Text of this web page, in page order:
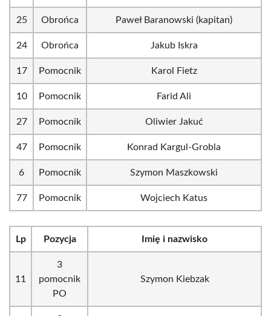
25 Obrońca Paweł Baranowski (kapitan)
24 Obrońca Jakub Iskra
17 Pomocnik Karol Fietz
10 Pomocnik Farid Ali
27 Pomocnik Oliwier Jakuć
47 Pomocnik Konrad Kargul-Grobla
6 Pomocnik Szymon Maszkowski
77 Pomocnik Wojciech Katus
Lp Pozycja Imię i nazwisko
11
3
pomocnik
PO
Szymon Kiebzak